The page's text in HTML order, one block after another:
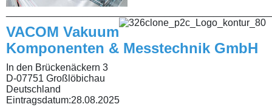
VACOM Vakuum
Komponenten & Messtechnik GmbH
In den Brückenäckern 3
D-07751 Großlöbichau
Deutschland
Eintragsdatum:28.08.2025